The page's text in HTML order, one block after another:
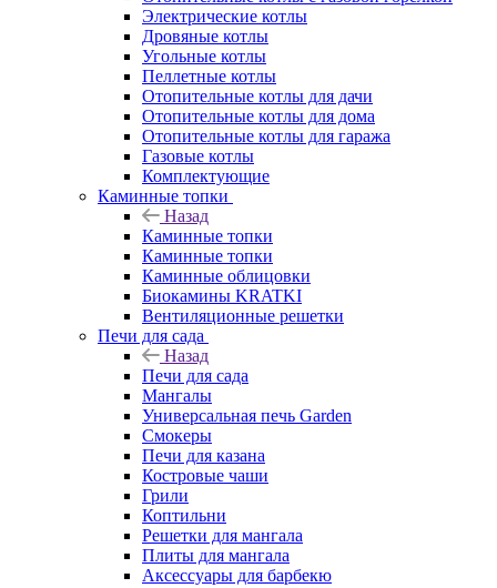
Электрические котлы
Дровяные котлы
Угольные котлы
Пеллетные котлы
Отопительные котлы для дачи
Отопительные котлы для дома
Отопительные котлы для гаража
Газовые котлы
Комплектующие
Каминные топки
Назад
Каминные топки
Каминные топки
Каминные облицовки
Биокамины KRATKI
Вентиляционные решетки
Печи для сада
Назад
Печи для сада
Мангалы
Универсальная печь Garden
Смокеры
Печи для казана
Костровые чаши
Грили
Коптильни
Решетки для мангала
Плиты для мангала
Аксессуары для барбекю